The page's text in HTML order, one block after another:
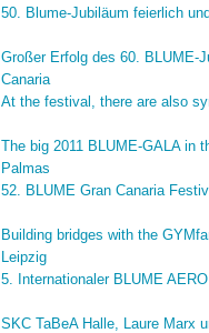
50. Blume-Jubiläum feierlich
Großer Erfolg des 60. BLUME-
Canaria
At the festival, there are also
The big 2011 BLUME-GALA in
Palmas
52. BLUME Gran Canaria
Building bridges with the
Leipzig
5. Internationaler BLUME
SKC TaBeA Halle, Laure Marx